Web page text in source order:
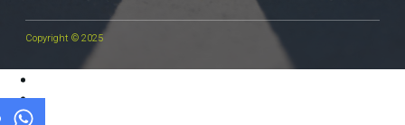
Copyright © 2025